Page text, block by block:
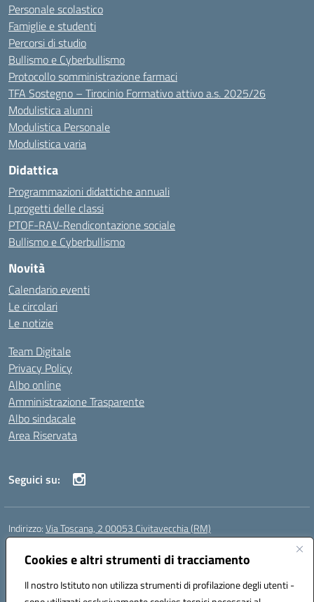
Cookies e altri strumenti di tracciamento
Il nostro Istituto non utilizza strumenti di profilazione degli utenti -
Personale scolastico
Famiglie e studenti
Percorsi di studio
Bullismo e Cyberbullismo
Protocollo somministrazione farmaci
TFA Sostegno – Tirocinio Formativo attivo a.s. 2025/26
Modulistica alunni
Modulistica Personale
Modulistica varia
Didattica
Programmazioni didattiche annuali
I progetti delle classi
PTOF-RAV-Rendicontazione sociale
Bullismo e Cyberbullismo
Novità
Calendario eventi
Le circolari
Le notizie
Team Digitale
Privacy Policy
Albo online
Amministrazione Trasparente
Albo sindacale
Area Riservata
Seguici su:
Indirizzo:Via Toscana, 2 00053 Civitavecchia (RM)
Centralino:
Posta elettronica certificata (PEC):rmic8b900g@pec.istruzione.it
Codice fiscale: 91038380589
Codice meccanografico:RMIC8B900G